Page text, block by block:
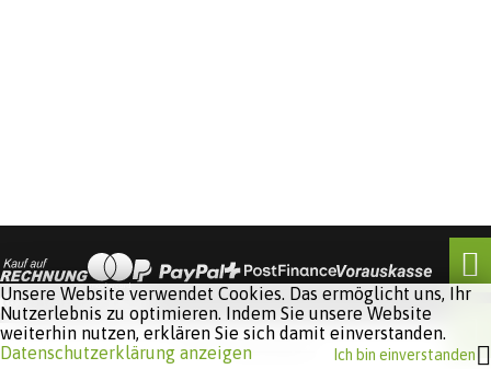
Software:
Unsere Website verwendet Cookies. Das ermöglicht uns, Ihr
Nutzerlebnis zu optimieren. Indem Sie unsere Website
weiterhin nutzen, erklären Sie sich damit einverstanden.
Datenschutzerklärung anzeigen
Ich bin einverstanden